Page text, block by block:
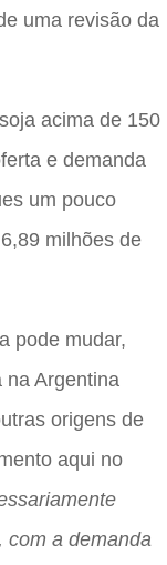
uma revisão da
acima de 150
e demanda
um pouco
milhões de
pode mudar,
Argentina
origens de
aqui no
com a demanda